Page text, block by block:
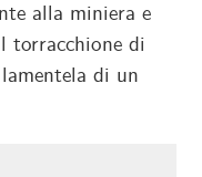
alla miniera e
torracchione di
di un